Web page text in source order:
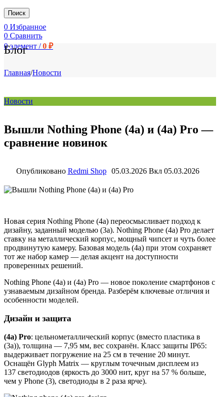
Поиск
0 Избранное
0 Сравнить
0элемент / 0 ₽
Блог
Главная/Новости
Новости
Вышли Nothing Phone (4a) и (4a) Pro —
сравнение новинок
Опубликовано Redmi Shop 05.03.2026 Вкл 05.03.2026
Новая серия Nothing Phone (4a) переосмысливает подход к
дизайну, заданный моделью (3a). Nothing Phone (4a) Pro делает
ставку на металлический корпус, мощный чипсет и чуть более
продвинутую камеру. Базовая модель (4a) при этом сохраняет
тот же набор камер — делая акцент на доступности
проверенных решений.
Nothing Phone (4a) и (4a) Pro — новое поколение смартфонов с
узнаваемым дизайном бренда. Разберём ключевые отличия и
особенности моделей.
Дизайн и защита
(4a) Pro: цельнометаллический корпус (вместо пластика в
(3a)), толщина — 7,95 мм, вес сохранён. Класс защиты IP65:
выдерживает погружение на 25 см в течение 20 минут.
Оснащён Glyph Matrix — круглым точечным дисплеем из
137 светодиодов (яркость до 3000 нит, круг на 57 % больше,
чем у Phone (3), светодиоды в 2 раза ярче).